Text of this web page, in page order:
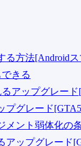
る方法[Android
できる
アップグレー
プグレード
メント弱体化の
アップグレード